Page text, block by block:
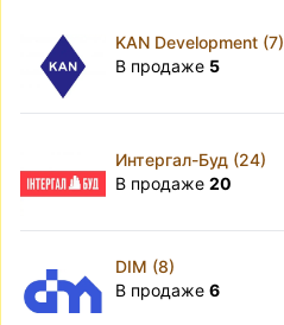
KAN Development (7)
В продаже 5
Интергал-Буд (24)
В продаже 20
DIM (8)
В продаже 6